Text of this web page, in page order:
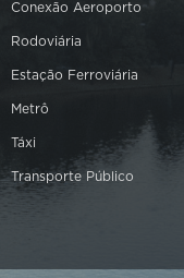
Conexão Aeroporto
Rodoviária
Estação Ferroviária
Metrô
Táxi
Transporte Público